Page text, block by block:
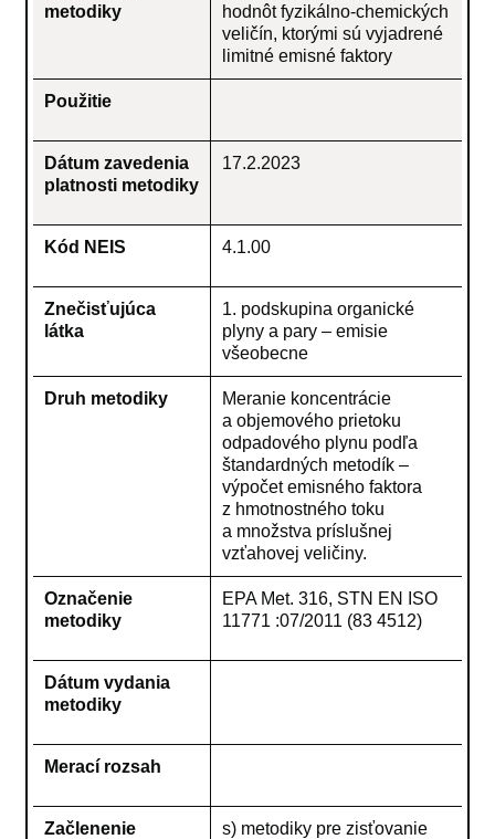
metodiky
hodnôt fyzikálno-chemických
veličín, ktorými sú vyjadrené
limitné emisné faktory
Použitie
Dátum zavedenia
platnosti metodiky
17.2.2023
Kód NEIS 4.1.00
Znečisťujúca
látka
1. podskupina organické
plyny a pary – emisie
všeobecne
Druh metodiky
Meranie koncentrácie
a objemového prietoku
odpadového plynu podľa
štandardných metodík –
výpočet emisného faktora
z hmotnostného toku
a množstva príslušnej
vzťahovej veličiny.
Označenie
metodiky
EPA Met. 316, STN EN ISO
11771 :07/2011 (83 4512)
Dátum vydania
metodiky
Merací rozsah
Začlenenie
s) metodiky pre zisťovanie